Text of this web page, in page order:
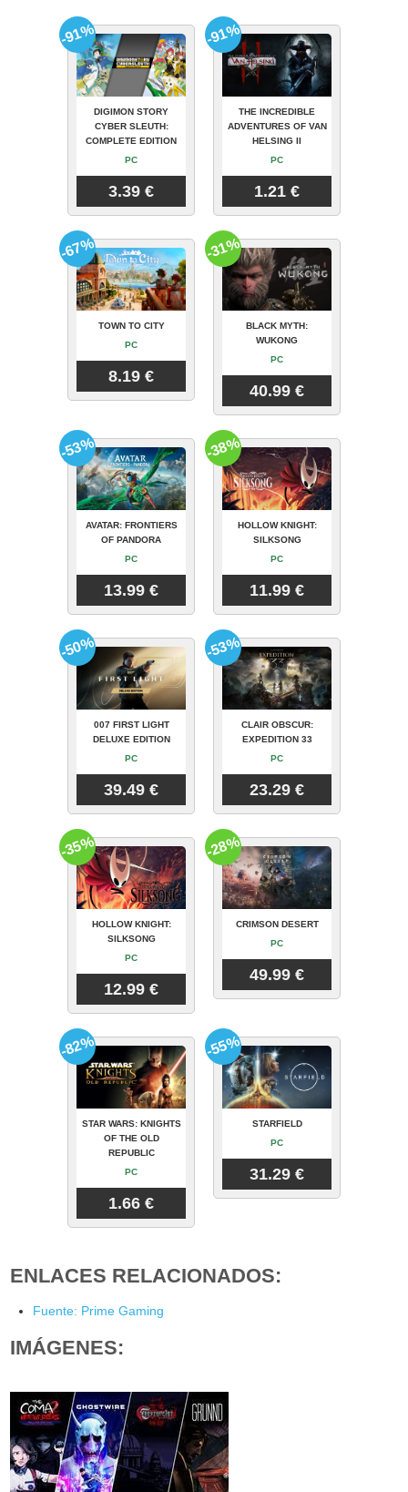
DIGIMON STORY
CYBER SLEUTH:
COMPLETE EDITION
PC
3.39 €
-91%
THE INCREDIBLE
ADVENTURES OF VAN
HELSING II
PC
1.21 €
-91%
TOWN TO CITY
PC
8.19 €
-67%
BLACK MYTH:
WUKONG
PC
40.99 €
-31%
AVATAR: FRONTIERS
OF PANDORA
PC
13.99 €
-53%
HOLLOW KNIGHT:
SILKSONG
PC
11.99 €
-38%
007 FIRST LIGHT
DELUXE EDITION
PC
39.49 €
-50%
CLAIR OBSCUR:
EXPEDITION 33
PC
23.29 €
-53%
HOLLOW KNIGHT:
SILKSONG
PC
12.99 €
-35%
CRIMSON DESERT
PC
49.99 €
-28%
STAR WARS: KNIGHTS
OF THE OLD
REPUBLIC
PC
1.66 €
-82%
STARFIELD
PC
31.29 €
-55%
ENLACES RELACIONADOS:
Fuente: Prime Gaming
IMÁGENES: